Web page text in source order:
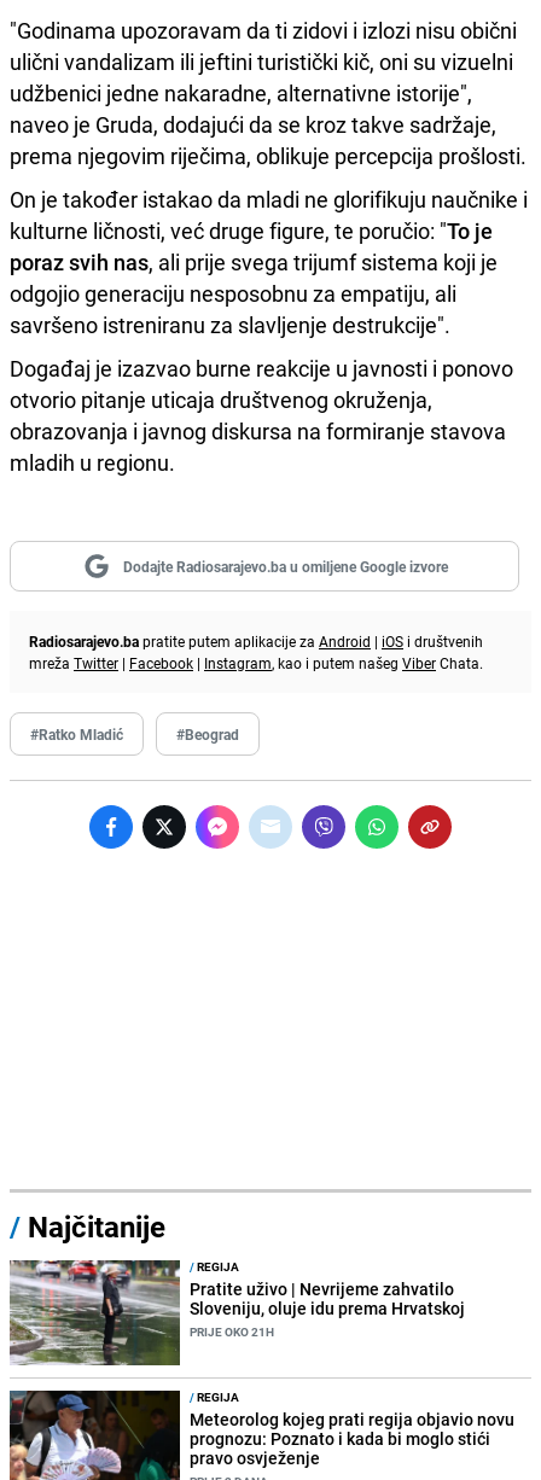
"Godinama upozoravam da ti zidovi i izlozi nisu obični
ulični vandalizam ili jeftini turistički kič, oni su vizuelni
udžbenici jedne nakaradne, alternativne istorije",
naveo je Gruda, dodajući da se kroz takve sadržaje,
prema njegovim riječima, oblikuje percepcija prošlosti.
On je također istakao da mladi ne glorifikuju naučnike i
kulturne ličnosti, već druge figure, te poručio: "To je
poraz svih nas, ali prije svega trijumf sistema koji je
odgojio generaciju nesposobnu za empatiju, ali
savršeno istreniranu za slavljenje destrukcije".
Događaj je izazvao burne reakcije u javnosti i ponovo
otvorio pitanje uticaja društvenog okruženja,
obrazovanja i javnog diskursa na formiranje stavova
mladih u regionu.
Dodajte Radiosarajevo.ba u omiljene Google izvore
Radiosarajevo.bapratite putem aplikacije za Android | iOS i društvenih
mreža Twitter | Facebook | Instagram, kao i putem našeg ViberChata.
#Ratko Mladić #Beograd
/ Najčitanije
/REGIJA
Pratite uživo | Nevrijeme zahvatilo
Sloveniju, oluje idu prema Hrvatskoj
PRIJE OKO 21H
/REGIJA
Meteorolog kojeg prati regija objavio novu
prognozu: Poznato i kada bi moglo stići
pravo osvježenje